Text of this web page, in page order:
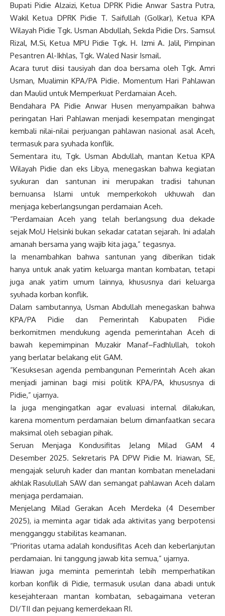
Bupati Pidie Alzaizi, Ketua DPRK Pidie Anwar Sastra Putra,
Wakil Ketua DPRK Pidie T. Saifullah (Golkar), Ketua KPA
Wilayah Pidie Tgk. Usman Abdullah, Sekda Pidie Drs. Samsul
Rizal, M.Si, Ketua MPU Pidie Tgk. H. Izmi A. Jalil, Pimpinan
Pesantren Al-Ikhlas, Tgk. Waled Nasir Ismail.
Acara turut diisi tausiyah dan doa bersama oleh Tgk. Amri
Usman, Mualimin KPA/PA Pidie. Momentum Hari Pahlawan
dan Maulid untuk Memperkuat Perdamaian Aceh.
Bendahara PA Pidie Anwar Husen menyampaikan bahwa
peringatan Hari Pahlawan menjadi kesempatan mengingat
kembali nilai-nilai perjuangan pahlawan nasional asal Aceh,
termasuk para syuhada konflik.
Sementara itu, Tgk. Usman Abdullah, mantan Ketua KPA
Wilayah Pidie dan eks Libya, menegaskan bahwa kegiatan
syukuran dan santunan ini merupakan tradisi tahunan
bernuansa Islami untuk memperkokoh ukhuwah dan
menjaga keberlangsungan perdamaian Aceh.
“Perdamaian Aceh yang telah berlangsung dua dekade
sejak MoU Helsinki bukan sekadar catatan sejarah. Ini adalah
amanah bersama yang wajib kita jaga,” tegasnya.
Ia menambahkan bahwa santunan yang diberikan tidak
hanya untuk anak yatim keluarga mantan kombatan, tetapi
juga anak yatim umum lainnya, khususnya dari keluarga
syuhada korban konflik.
Dalam sambutannya, Usman Abdullah menegaskan bahwa
KPA/PA Pidie dan Pemerintah Kabupaten Pidie
berkomitmen mendukung agenda pemerintahan Aceh di
bawah kepemimpinan Muzakir Manaf–Fadhlullah, tokoh
yang berlatar belakang elit GAM.
“Kesuksesan agenda pembangunan Pemerintah Aceh akan
menjadi jaminan bagi misi politik KPA/PA, khususnya di
Pidie,” ujarnya.
Ia juga mengingatkan agar evaluasi internal dilakukan,
karena momentum perdamaian belum dimanfaatkan secara
maksimal oleh sebagian pihak.
Seruan Menjaga Kondusifitas Jelang Milad GAM 4
Desember 2025. Sekretaris PA DPW Pidie M. Iriawan, SE,
mengajak seluruh kader dan mantan kombatan meneladani
akhlak Rasulullah SAW dan semangat pahlawan Aceh dalam
menjaga perdamaian.
Menjelang Milad Gerakan Aceh Merdeka (4 Desember
2025), ia meminta agar tidak ada aktivitas yang berpotensi
mengganggu stabilitas keamanan.
“Prioritas utama adalah kondusifitas Aceh dan keberlanjutan
perdamaian. Ini tanggung jawab kita semua,” ujarnya.
Iriawan juga meminta pemerintah lebih memperhatikan
korban konflik di Pidie, termasuk usulan dana abadi untuk
kesejahteraan mantan kombatan, sebagaimana veteran
DI/TII dan pejuang kemerdekaan RI.